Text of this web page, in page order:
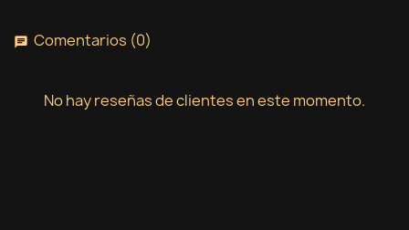
chat Comentarios (0)
No hay reseñas de clientes en este momento.